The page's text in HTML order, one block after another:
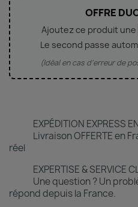
OFFRE
Ajoutez ce produit une
Le second passe
(Idéal en cas d'erreur de
EXPÉDITION EXPRESS
Livraison OFFERTE en
réel
EXPERTISE & SERVICE
Une question ? Un
répond depuis la France.